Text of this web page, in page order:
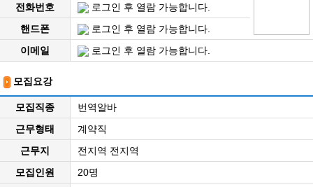
전화번호
로그인 후 열람 가능합니다.
핸드폰
로그인 후 열람 가능합니다.
이메일
로그인 후 열람 가능합니다.
모집요강
모집직종
번역알바
근무형태
계약직
근무지
전지역 전지역
모집인원
20명